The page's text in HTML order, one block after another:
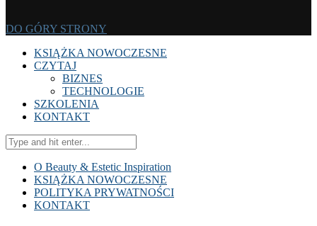
DO GÓRY STRONY
KSIĄŻKA NOWOCZESNE
CZYTAJ
BIZNES
TECHNOLOGIE
SZKOLENIA
KONTAKT
O Beauty & Estetic Inspiration
KSIĄŻKA NOWOCZESNE
POLITYKA PRYWATNOŚCI
KONTAKT